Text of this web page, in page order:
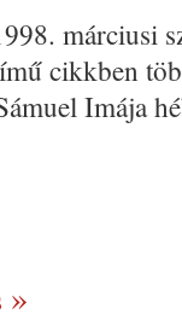
márciusi
cikkben
Imája